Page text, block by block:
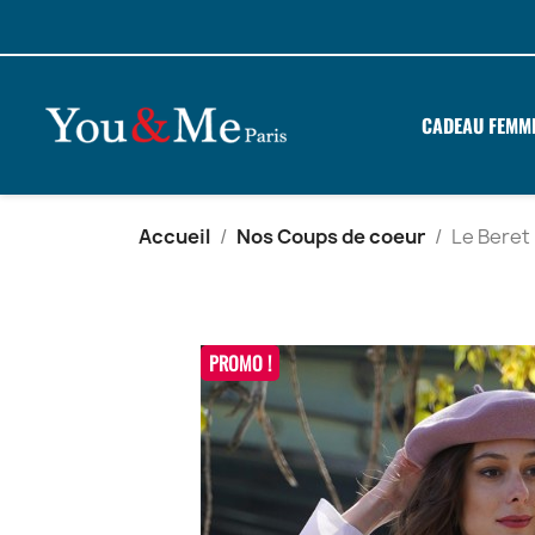
CADEAU
Accueil Nos Coups de coeur Le
PROMO !